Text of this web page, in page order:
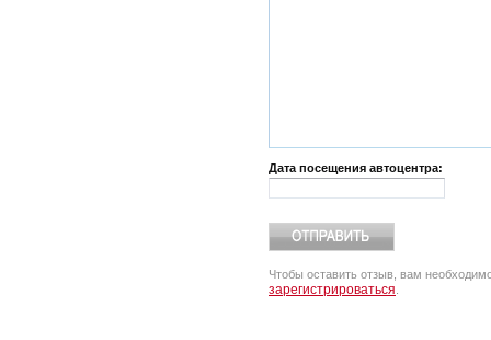
Дата посещения автоцентра:
Чтобы оставить отзыв, вам
зарегистрироваться